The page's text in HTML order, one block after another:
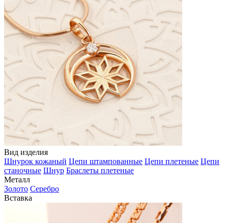
Вид изделия
Шнурок кожаный Цепи штампованные Цепи плетеные Цепи
станочные Шнур Браслеты плетеные
Металл
Золото Серебро
Вставка